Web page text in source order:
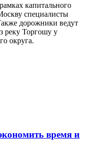
капитального
специалисты
дорожники ведут
реку Торгошу у
округа.
время и